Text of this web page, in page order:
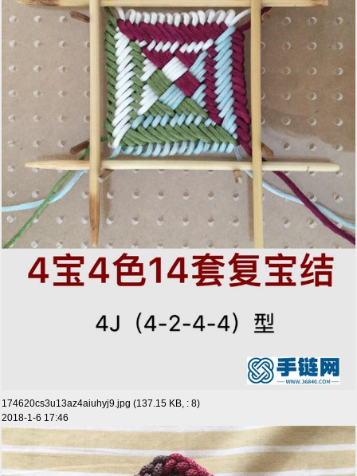
174620cs3u13az4aiuhyj9.jpg (137.15 KB, : 8)
2018-1-6 17:46